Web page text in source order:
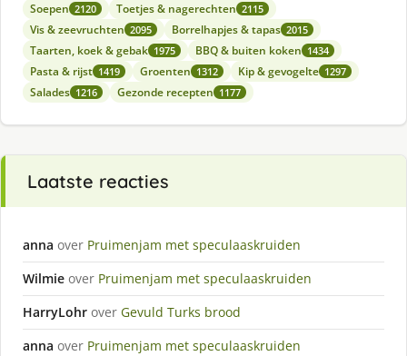
Soepen 2120 Toetjes & nagerechten 2115
Vis & zeevruchten 2095 Borrelhapjes & tapas 2015
Taarten, koek & gebak 1975 BBQ & buiten koken 1434
Pasta & rijst 1419 Groenten 1312 Kip & gevogelte 1297
Salades 1216 Gezonde recepten 1177
Laatste reacties
anna over Pruimenjam met speculaaskruiden
Wilmie over Pruimenjam met speculaaskruiden
HarryLohr over Gevuld Turks brood
anna over Pruimenjam met speculaaskruiden